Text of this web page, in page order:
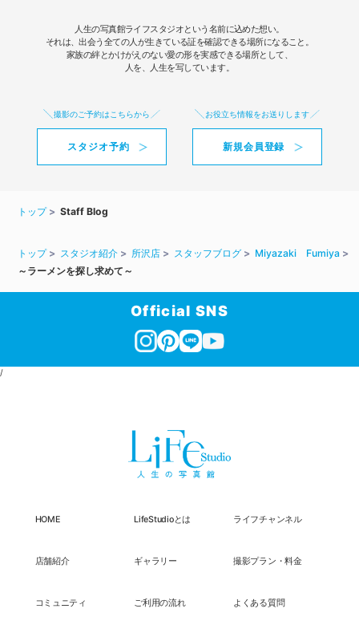
人生の写真館ライフスタジオという名前に込めた想い。
それは、出会う全ての人が生きている証を確認できる場所になること。
家族の絆とかけがえのない愛の形を実感できる場所として、
人を、人生を写しています。
撮影のご予約はこちらから
スタジオ予約
お役立ち情報をお送りします
新規会員登録
トップ Staff Blog
トップ スタジオ紹介 所沢店 スタッフブログ
Miyazaki Fumiya
～ラーメンを探し求めて～
Official SNS
/
HOME LifeStudioとは ライフチャンネル
店舗紹介 ギャラリー 撮影プラン・料金
コミュニティ ご利用の流れ よくある質問